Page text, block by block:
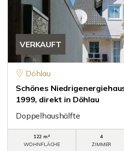
VERKAUFT
Döhlau
Schönes
1999, direkt in Döhlau
Doppelhaushälfte
122 m²
WOHNFLÄCHE
4
ZIMMER